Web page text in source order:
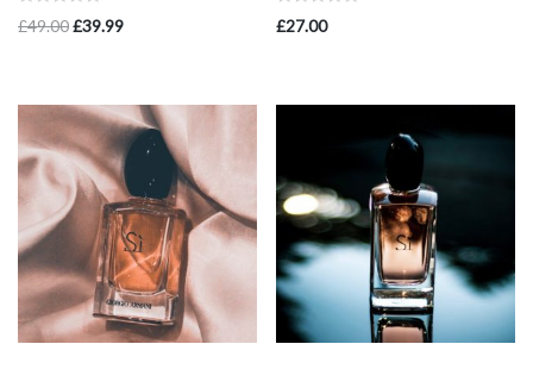
Avaliação
0
£49.00£39.99
Avaliação
0
£27.00